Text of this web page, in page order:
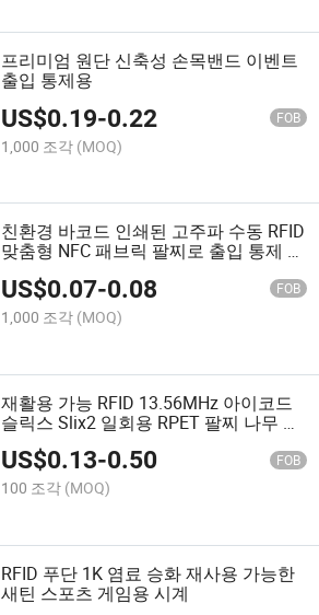
프리미엄 원단 신축성 손목밴드 이벤트
출입 통제용
US$0.19-0.22 FOB
1,000 조각 (MOQ)
친환경 바코드 인쇄된 고주파 수동 RFID
맞춤형 NFC 패브릭 팔찌로 출입 통제 및
현금less 결제 기능이 있습니다
US$0.07-0.08 FOB
1,000 조각 (MOQ)
재활용 가능 RFID 13.56MHz 아이코드
슬릭스 Slix2 일회용 RPET 팔찌 나무 잠
금장치
US$0.13-0.50 FOB
100 조각 (MOQ)
RFID 푸단 1K 염료 승화 재사용 가능한
새틴 스포츠 게임용 시계